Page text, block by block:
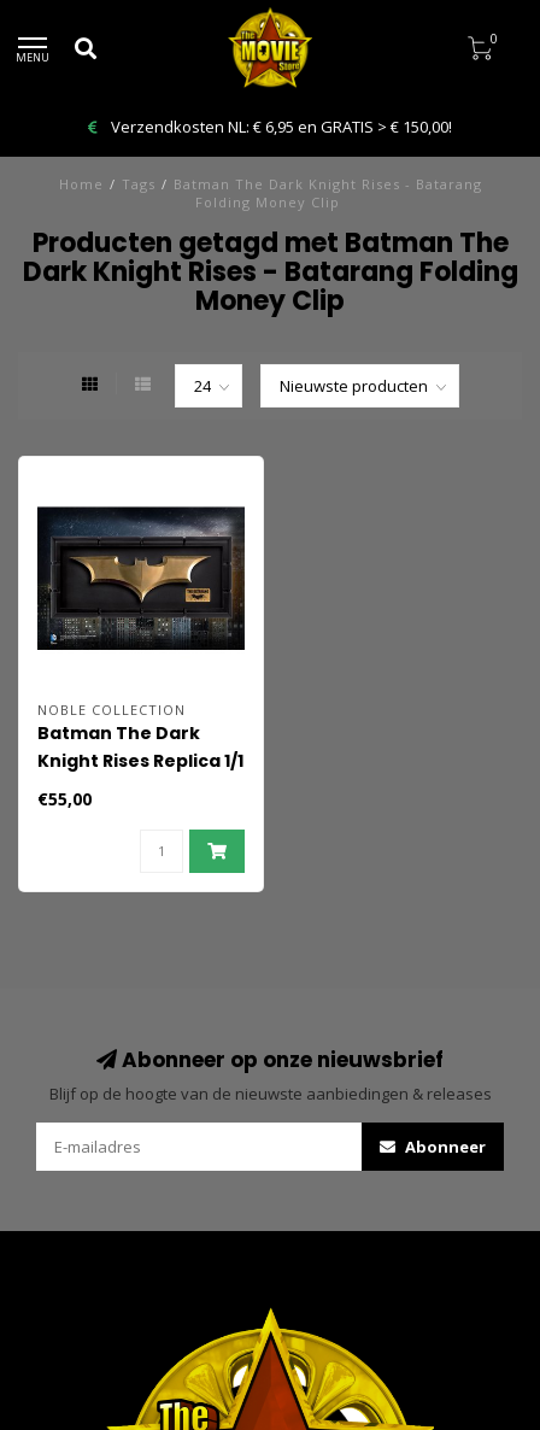
MENU
0
Verzendkosten NL: € 6,95 en GRATIS > € 150,00!
Home / Tags / Batman The Dark Knight Rises - Batarang
Folding Money Clip
Producten getagd met Batman The
Dark Knight Rises - Batarang Folding
Money Clip
NOBLE COLLECTION
Batman The Dark
Knight Rises Replica 1/1
Batarang
€55,00
Abonneer op onze nieuwsbrief
Blijf op de hoogte van de nieuwste aanbiedingen & releases
Abonneer